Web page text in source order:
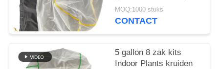
Extractie Alle nylon
Bubble Hash Bag
MOQ:1000 stuks
CONTACT
5 gallon 8 zak kits
Indoor Plants kruiden